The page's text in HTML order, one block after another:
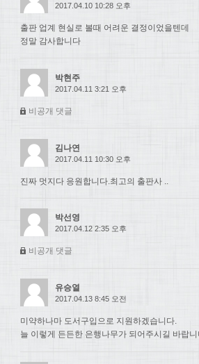
2017.04.10 10:28 오후
출판 업계 현실로 볼때 어려운 결정이었을텐데
정말 감사합니다
박현주
2017.04.11 3:21 오후
비공개 댓글
김나연
2017.04.11 10:30 오후
진짜 멋지다 응원합니다.최고의 출판사 ..
박선영
2017.04.12 2:35 오후
비공개 댓글
유승열
2017.04.13 8:45 오전
미약하나마 도서구입으로 지원하겠습니다.
늘 이렇게 든든한 은행나무가 되어주시길 바랍